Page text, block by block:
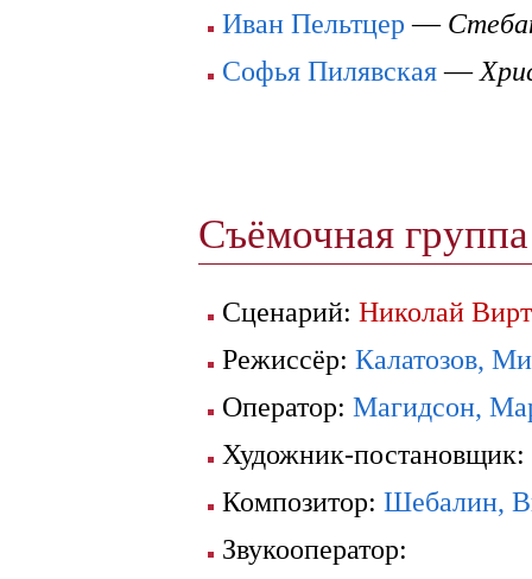
Иван Пельтцер —
Софья Пилявская—
Съёмочная
Сценарий: Николай
Режиссёр: Калатозов,
Оператор: Магидсон,
Художник-постановщик:
Композитор: Шебалин,
Звукооператор: